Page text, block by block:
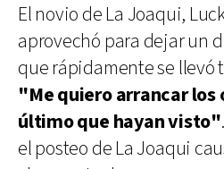
El novio de La Joaqui,
aprovechó para dejar un
que rápidamente se llevó
"Me quiero arrancar los
último que hayan visto"
el posteo de La Joaqui